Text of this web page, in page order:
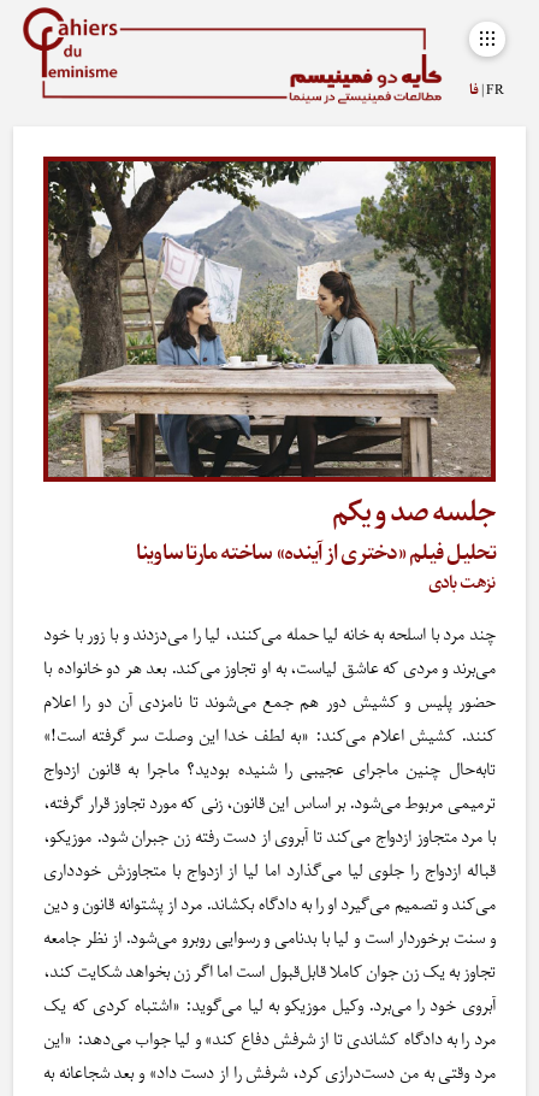
FR | فا
جلسه صد و یکم
تحلیل فیلم «دختری از آینده» ساخته مارتا ساوینا
نزهت بادی
چند مرد با اسلحه به خانه لیا حمله می‌کنند، لیا را می‌دزدند و با زور با خود
می‌برند و مردی که عاشق لیاست، به او تجاوز می‌کند. بعد هر دو خانواده با
حضور پلیس و کشیش دور هم جمع می‌شوند تا نامزدی آن دو را اعلام
کنند. کشیش اعلام می‌کند: «به لطف خدا این وصلت سر گرفته است!»
تابه‌حال چنین ماجرای عجیبی را شنیده بودید؟ ماجرا به قانون ازدواج
ترمیمی مربوط می‌شود. بر اساس این قانون، زنی که مورد تجاوز قرار گرفته،
با مرد متجاوز ازدواج می‌کند تا آبروی از دست رفته زن جبران شود. موزیکو،
قباله ازدواج را جلوی لیا می‌گذارد اما لیا از ازدواج با متجاوزش خودداری
می‌کند و تصمیم می‌گیرد او را به دادگاه بکشاند. مرد از پشتوانه قانون و دین
و سنت برخوردار است و لیا با بدنامی و رسوایی روبرو می‌شود. از نظر جامعه
تجاوز به یک زن جوان کاملا قابل‌قبول است اما اگر زن بخواهد شکایت کند،
آبروی خود را می‌برد. وکیل موزیکو به لیا می‌گوید: «اشتباه کردی که یک
مرد را به دادگاه کشاندی تا از شرفش دفاع کند» و لیا جواب می‌دهد: «این
مرد وقتی به من دست‌درازی کرد، شرفش را از دست داد» و بعد شجاعانه به